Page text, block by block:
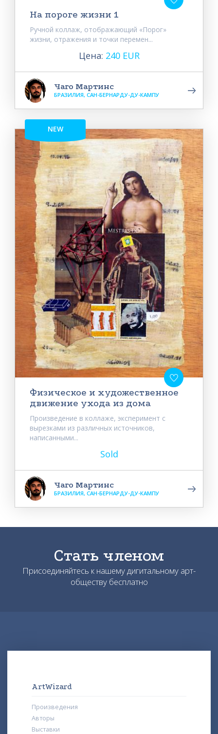
На пороге жизни 1
Ручной коллаж, отображающий «Порог»
жизни, отражения и точки перемен...
Цена: 240 EUR
Чаго Мартинс
БРАЗИЛИЯ, САН-БЕРНАРДУ-ДУ-КАМПУ
NEW
Физическое и художественное
движение ухода из дома
Произведение в коллаже, эксперимент с
вырезками из различных источников,
написанными...
Sold
Чаго Мартинс
БРАЗИЛИЯ, САН-БЕРНАРДУ-ДУ-КАМПУ
Стать членом
Присоединяйтесь к нашему дигитальному арт-
обществу бесплатно
ArtWizard
Произведения
Авторы
Выставки